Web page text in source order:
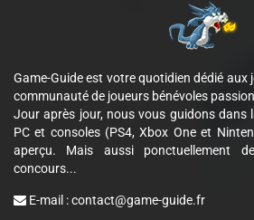
Game-Guide est votre quotidien dédié aux
communauté de joueurs bénévoles
Jour après jour, nous vous guidons dans
PC et consoles (PS4, Xbox One et
aperçu. Mais aussi ponctuellement
concours...
E-mail :contact@game-guide.fr